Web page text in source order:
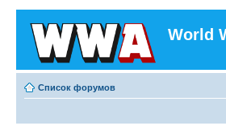
World
Список форумов